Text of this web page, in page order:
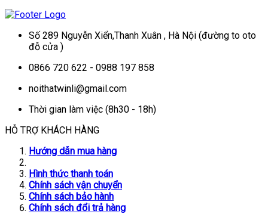
Số 289 Nguyễn Xiển,Thanh Xuân , Hà Nội (đường to oto
đỗ cửa )
0866 720 622 - 0988 197 858
noithatwinli@gmail.com
Thời gian làm việc (8h30 - 18h)
HỖ TRỢ KHÁCH HÀNG
Hướng dẫn mua hàng
Hình thức thanh toán
Chính sách vận chuyển
Chính sách bảo hành
Chính sách đổi trả hàng